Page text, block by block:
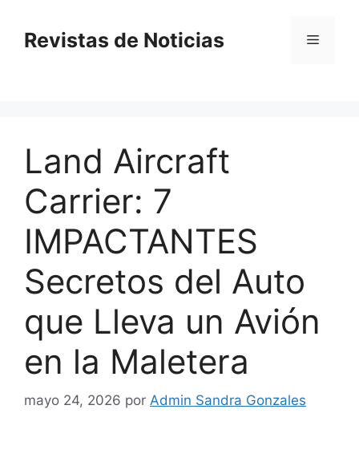
contenido
Revistas de Noticias Menú
Land Aircraft
Carrier: 7
IMPACTANTES
Secretos del Auto
que Lleva un Avión
en la Maletera
mayo 24, 2026 por Admin Sandra Gonzales